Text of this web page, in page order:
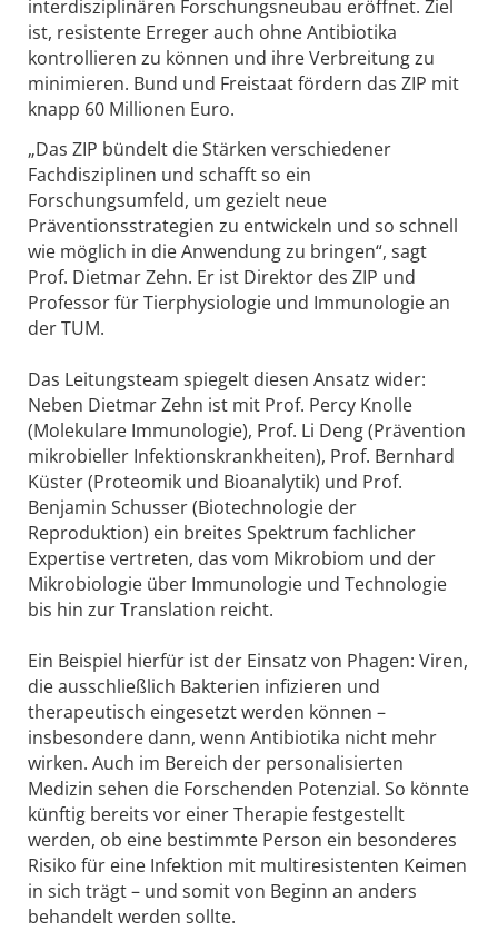
interdisziplinären Forschungsneubau eröffnet. Ziel
ist, resistente Erreger auch ohne Antibiotika
kontrollieren zu können und ihre Verbreitung zu
minimieren. Bund und Freistaat fördern das ZIP mit
knapp 60 Millionen Euro.
„Das ZIP bündelt die Stärken verschiedener
Fachdisziplinen und schafft so ein
Forschungsumfeld, um gezielt neue
Präventionsstrategien zu entwickeln und so schnell
wie möglich in die Anwendung zu bringen“, sagt
Prof. Dietmar Zehn. Er ist Direktor des ZIP und
Professor für Tierphysiologie und Immunologie an
der TUM.
Das Leitungsteam spiegelt diesen Ansatz wider:
Neben Dietmar Zehn ist mit Prof. Percy Knolle
(Molekulare Immunologie), Prof. Li Deng (Prävention
mikrobieller Infektionskrankheiten), Prof. Bernhard
Küster (Proteomik und Bioanalytik) und Prof.
Benjamin Schusser (Biotechnologie der
Reproduktion) ein breites Spektrum fachlicher
Expertise vertreten, das vom Mikrobiom und der
Mikrobiologie über Immunologie und Technologie
bis hin zur Translation reicht.
Ein Beispiel hierfür ist der Einsatz von Phagen: Viren,
die ausschließlich Bakterien infizieren und
therapeutisch eingesetzt werden können –
insbesondere dann, wenn Antibiotika nicht mehr
wirken. Auch im Bereich der personalisierten
Medizin sehen die Forschenden Potenzial. So könnte
künftig bereits vor einer Therapie festgestellt
werden, ob eine bestimmte Person ein besonderes
Risiko für eine Infektion mit multiresistenten Keimen
in sich trägt – und somit von Beginn an anders
behandelt werden sollte.